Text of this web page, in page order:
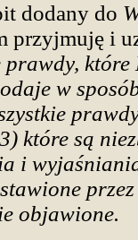
dodany do
przyjmuję i
prawdy,
w
które są
i
objawione.